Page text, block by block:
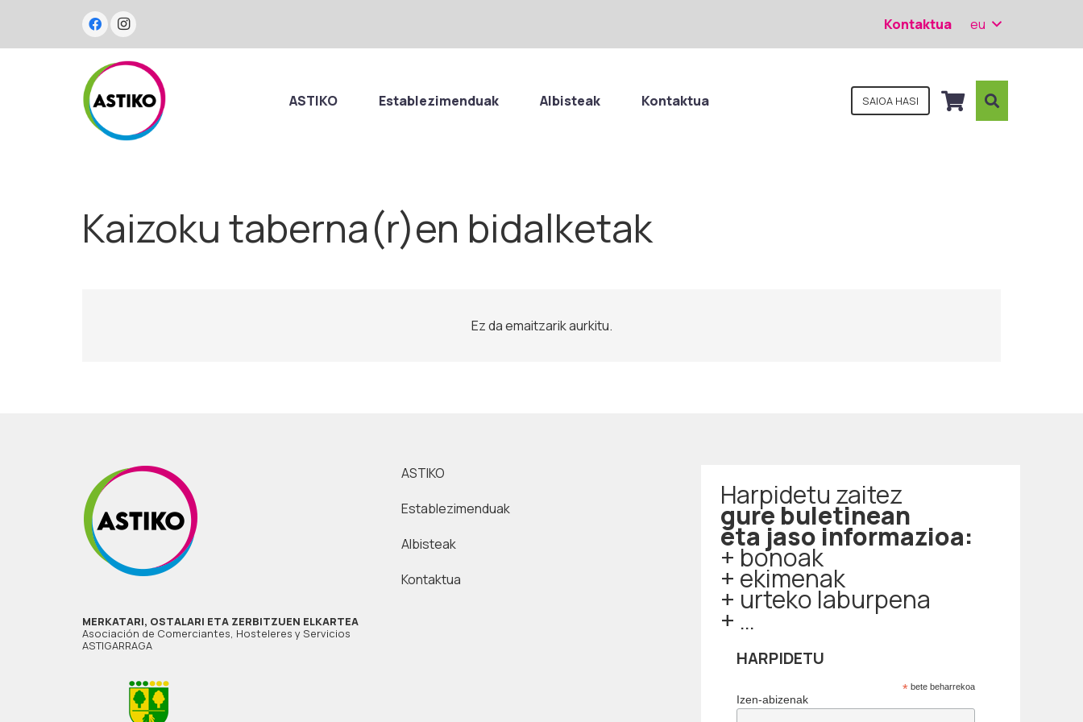
Kontaktua eu
ASTIKO Establezimenduak Albisteak Kontaktua SAIOA HASI
Kaizoku taberna(r)en bidalketak
Ez da emaitzarik aurkitu.
MERKATARI, OSTALARI ETA ZERBITZUEN ELKARTEA
Asociación de Comerciantes, Hosteleres y Servicios
ASTIGARRAGA
ASTIKO
Establezimenduak
Albisteak
Kontaktua
Harpidetu zaitez
gure buletinean
eta jaso informazioa:
+ bonoak
+ ekimenak
+ urteko laburpena
+ …
HARPIDETU
*bete beharrekoa
Izen-abizenak